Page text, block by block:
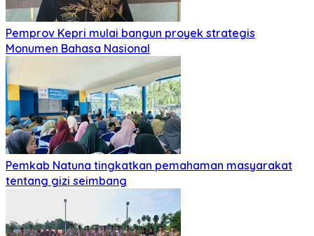
Pemprov Kepri mulai bangun proyek strategis
Monumen Bahasa Nasional
Pemkab Natuna tingkatkan pemahaman masyarakat
tentang gizi seimbang